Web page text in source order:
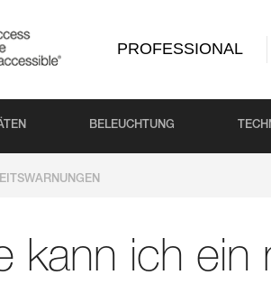
PROFESSIONAL
BELEUCHTUNG
kann ich ein